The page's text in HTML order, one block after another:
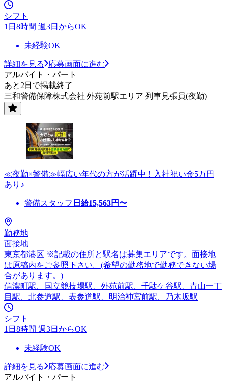
シフト
1日8時間 週3日からOK
未経験OK
詳細を見る
応募画面に進む
アルバイト・パート
あと2日で掲載終了
三和警備保障株式会社 外苑前駅エリア 列車見張員(夜勤)
≪夜勤×警備≫幅広い年代の方が活躍中！入社祝い金5万円
あり♪
警備スタッフ 日給15,563円〜
勤務地
面接地
東京都港区 ※記載の住所と駅名は募集エリアです。面接地
は原稿内をご参照下さい。(希望の勤務地で勤務できない場
合があります。)
信濃町駅、国立競技場駅、外苑前駅、千駄ケ谷駅、青山一丁
目駅、北参道駅、表参道駅、明治神宮前駅、乃木坂駅
シフト
1日8時間 週3日からOK
未経験OK
詳細を見る
応募画面に進む
アルバイト・パート